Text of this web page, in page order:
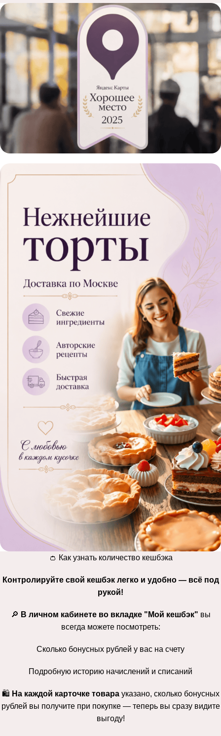
👛 Как узнать количество кешбэка
Контролируйте свой кешбэк легко и удобно — всё под
рукой!
🔎 В личном кабинете во вкладке "Мой кешбэк" вы
всегда можете посмотреть:
Сколько бонусных рублей у вас на счету
Подробную историю начислений и списаний
🛍 На каждой карточке товарауказано, сколько бонусных
рублей вы получите при покупке — теперь вы сразу видите
выгоду!